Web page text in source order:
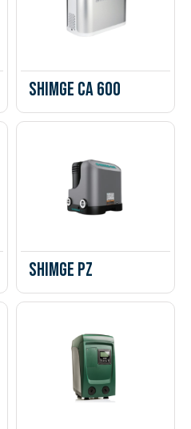
Shimge CA 600
Shimge PZ